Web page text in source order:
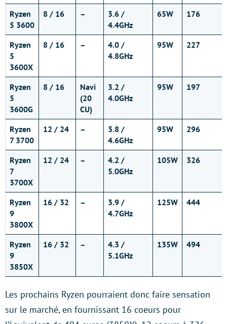
Ryzen
5 3600
8 / 16 –
3.6 /
4.4GHz
65W 176
Ryzen
5
3600X
8 / 16 –
4.0 /
4.8GHz
95W 227
Ryzen
5
3600G
8 / 16
Navi
(20
CU)
3.2 /
4.0GHz
95W 197
Ryzen
7 3700
12 / 24 –
3.8 /
4.6GHz
95W 296
Ryzen
7
3700X
12 / 24 –
4.2 /
5.0GHz
105W 326
Ryzen
9
3800X
16 / 32 –
3.9 /
4.7GHz
125W 444
Ryzen
9
3850X
16 / 32 –
4.3 /
5.1GHz
135W 494
Les prochains Ryzen pourraient donc faire sensation
sur le marché, en fournissant 16 coeurs pour